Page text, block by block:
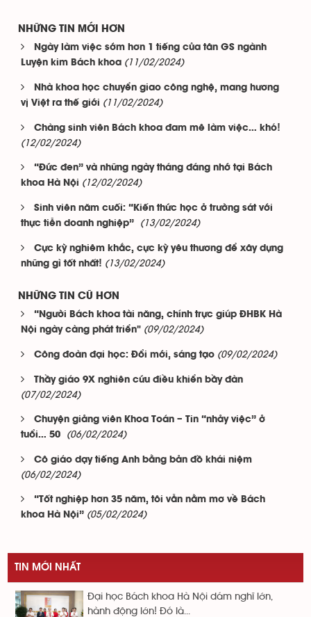
NHỮNG TIN MỚI HƠN
Ngày làm việc sớm hơn 1 tiếng của tân GS ngành
Luyện kim Bách khoa (11/02/2024)
Nhà khoa học chuyển giao công nghệ, mang hương
vị Việt ra thế giới (11/02/2024)
Chàng sinh viên Bách khoa đam mê làm việc… khó!
(12/02/2024)
“Đức đen” và những ngày tháng đáng nhớ tại Bách
khoa Hà Nội (12/02/2024)
Sinh viên năm cuối: “Kiến thức học ở trường sát với
thực tiễn doanh nghiệp”
(13/02/2024)
Cực kỳ nghiêm khắc, cực kỳ yêu thương để xây dựng
những gì tốt nhất! (13/02/2024)
NHỮNG TIN CŨ HƠN
“Người Bách khoa tài năng, chính trực giúp ĐHBK Hà
Nội ngày càng phát triển" (09/02/2024)
Công đoàn đại học: Đổi mới, sáng tạo (09/02/2024)
Thầy giáo 9X nghiên cứu điều khiển bầy đàn
(07/02/2024)
Chuyện giảng viên Khoa Toán – Tin “nhảy việc” ở
tuổi… 50
(06/02/2024)
Cô giáo dạy tiếng Anh bằng bản đồ khái niệm
(06/02/2024)
“Tốt nghiệp hơn 35 năm, tôi vẫn nằm mơ về Bách
khoa Hà Nội” (05/02/2024)
TIN MỚI NHẤT
Đại học Bách khoa Hà Nội dám nghĩ lớn,
hành động lớn! Đó là...